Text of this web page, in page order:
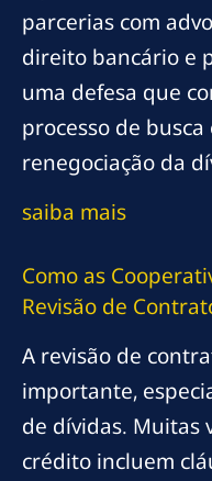
parcerias com
direito bancário e
uma defesa que
processo de
renegociação da
saiba mais
Como as
Revisão de
A revisão de
importante,
de dívidas. Muitas
crédito incluem